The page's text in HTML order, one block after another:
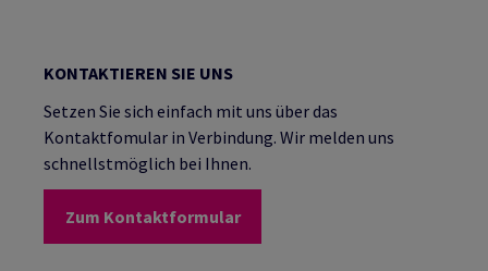
KONTAKTIEREN SIE UNS
Setzen Sie sich einfach mit uns über das
Kontaktfomular in Verbindung. Wir melden uns
schnellstmöglich bei Ihnen.
Zum Kontaktformular